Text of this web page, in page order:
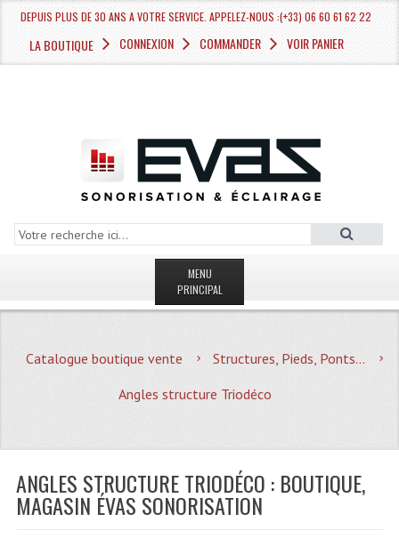
DEPUIS PLUS DE 30 ANS A VOTRE SERVICE. APPELEZ-NOUS :(+33) 06 60 61 62 22
LA BOUTIQUE CONNEXION COMMANDER VOIR PANIER
MENU
PRINCIPAL
MAGASIN
Quoi De Neuf?
Plan Acces, Horaires.
Location De Matériel
Catalogue boutique vente
Structures, Pieds, Ponts...
Angles structure Triodéco
ANGLES STRUCTURE TRIODÉCO : BOUTIQUE,
MAGASIN ÉVAS SONORISATION